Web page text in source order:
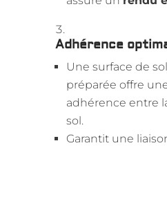
Adhérence
Une surface de
préparée offre
adhérence entre
sol.
Garantit une